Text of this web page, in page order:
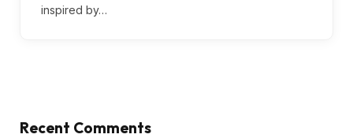
inspired by…
Recent Comments